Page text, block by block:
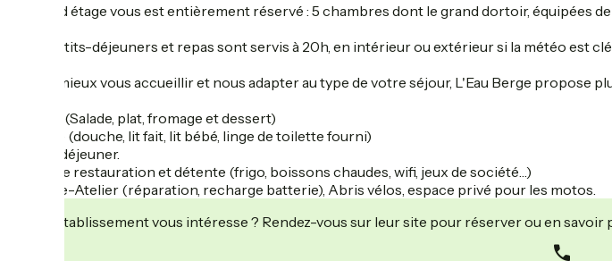
- Le 2nd étage vous est entièrement réservé : 5 chambres dont le grand dortoir, équipées
-Les petits-déjeuners et repas sont servis à 20h, en intérieur ou extérieur si la météo est
-Pour mieux vous accueillir et nous adapter au type de votre séjour, L'Eau Berge propose
-Repas (Salade, plat, fromage et dessert)
-Nuitée (douche, lit fait, lit bébé, linge de toilette fourni)
-Petit-déjeuner.
-Salle de restauration et détente (frigo, boissons chaudes, wifi, jeux de société…)
-Garage-Atelier (réparation, recharge batterie), Abris vélos, espace privé pour les motos.
Cet établissement vous intéresse ? Rendez-vous sur leur site pour réserver ou en savoir